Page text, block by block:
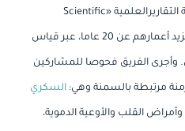
الأميركية، ونشرت نتائجها في دورية التقاريرالعلمية «Scientific
Reports» تمت متابعة 2399 رجلا، تزيد أعمارهم عن 20 عاما، عبر قياس
الفريق فحوصا للمشاركين
السكري
القلب والأوعية الدموية،